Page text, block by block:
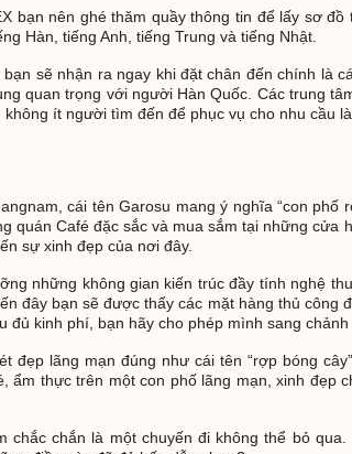
bạn nên ghé thăm quầy thông tin để lấy sơ
Hàn, tiếng Anh, tiếng Trung và tiếng Nhật.
sẽ nhận ra ngay khi đặt chân đến chính là
quan trọng với người Hàn Quốc. Các trung
ít người tìm đến để phục vụ cho nhu cầu
cái tên Garosu mang ý nghĩa “con
quán Café đặc sắc và mua sắm tại những cửa
sự xinh đẹp của nơi đây.
những không gian kiến trúc đầy tính nghệ
đây bạn sẽ được thấy các mặt hàng thủ
kinh phí, bạn hãy cho phép mình sang chảnh
đẹp lãng mạn đúng như cái tên “rợp bóng
ẩm thực trên một con phố lãng mạn, xinh
chắc chắn là một chuyến đi không thể bỏ